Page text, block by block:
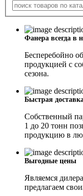
Фанера всегда в
Бесперебойно
продукцией с
сезона.
Быстрая
Собственный
1 до 20 тонн
продукцию в
Выгодные цены
Являемся
предлагаем